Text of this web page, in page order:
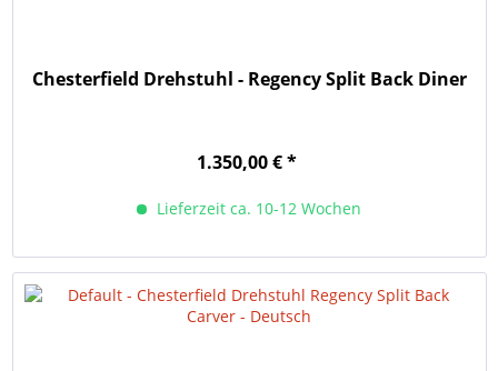
Chesterfield Drehstuhl - Regency Split Back Diner
1.350,00 € *
Lieferzeit ca. 10-12 Wochen